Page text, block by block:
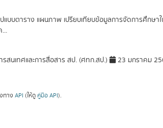
ปแบบตาราง แผนภาพ เปรียบเทียบข้อมูลการจัดการศึก
สนเทศและการสื่อสาร สป. (ศทก.สป.) 23 มกราคม
ทาง API (ให้ดู คู่มือ API).